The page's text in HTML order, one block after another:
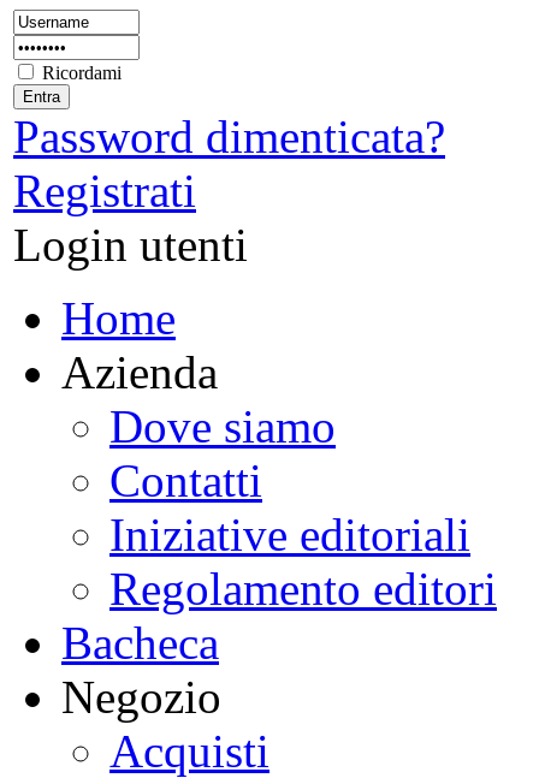
Ricordami
Password dimenticata?
Registrati
Login utenti
Home
Azienda
Dove siamo
Contatti
Iniziative editoriali
Regolamento editori
Bacheca
Negozio
Acquisti